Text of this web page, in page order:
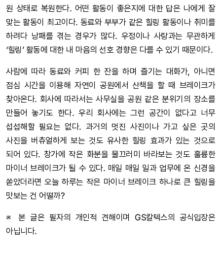
원 상태로 복원한다. 어떤 활동이 좋은지에 대한 답은 나에게 잘
맞는 활동이 최고이다. 동료와 부부가 같은 힐링 활동이나 취미를
하려다 낭패를 겪는 경우가 많다. 우정이나 사랑과는 무관하게
‘힐링’ 활동에 대한 내 마음의 선호 경향은 다를 수 있기 때문이다.
사람에 따라 동료와 커피 한 잔을 하며 즐기는 대화가, 아니면
점심 시간을 이용해 자연이 공원에서 산책을 할 때 브레이크가
찾아온다. 회사에 따라서는 사무실을 공원 같은 분위기의 장소를
만들어 놓기도 한다. 우리 회사에는 그런 공간이 없다고 너무
섭섭해할 필요는 없다. 과거의 멋진 사진이나 가고 싶은 곳의
사진을 버츄얼하게 보는 것도 유사한 힐링 효과가 있는 것으로
되어 있다. 창가에 작은 화분을 물끄러미 바라보는 것도 훌륭한
마이너 브레이크가 될 수 있다. 매일 매일 일과 업무에 온 신경을
쏟았더라면 오늘 하루는 작은 마이너 브레이크 하나로 큰 힐링을
맛보는 건 어떨까?
※ 본 글은 필자의 개인적 견해이며 GS칼텍스의 공식입장은
아닙니다.